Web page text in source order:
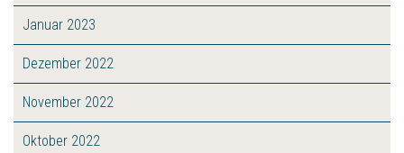
Januar 2023
Dezember 2022
November 2022
Oktober 2022